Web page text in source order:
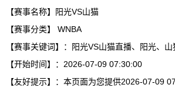
【赛事名称】阳光VS山猫
【赛事分类】 WNBA
【赛事关键词】：阳光VS山猫直播、阳光、
【开始时间】：2026-07-09 07:30:00
【友好提示】：本页面为您提供2026-07-09